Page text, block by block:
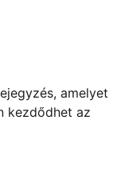
amelyet
kezdődhet az